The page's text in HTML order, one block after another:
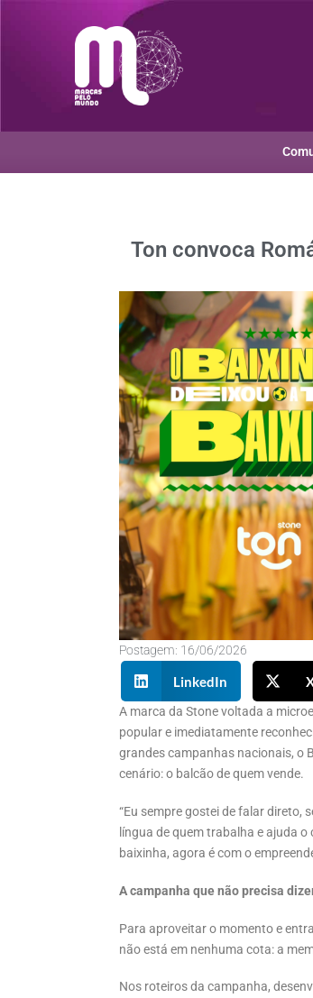
Ton convoca
Postagem: 16/06/2026
LinkedIn
A marca da Stone voltada a
popular e imediatamente
grandes campanhas nacionais, o
cenário: o balcão de quem vende.
“Eu sempre gostei de falar direto,
língua de quem trabalha e ajuda
baixinha, agora é com o
A campanha que não precisa
Para aproveitar o momento e
não está em nenhuma cota: a
Nos roteiros da campanha,